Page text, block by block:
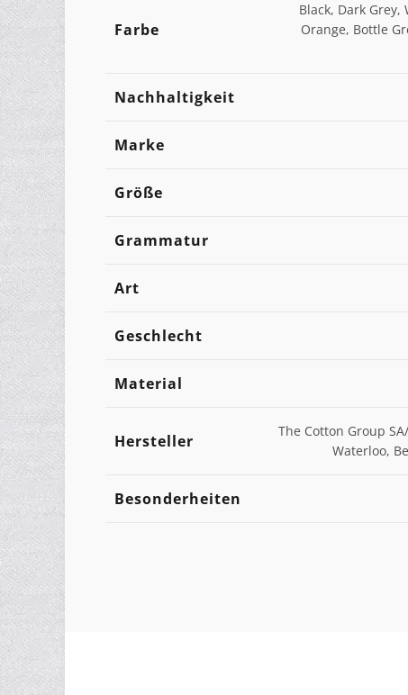
Farbe
Black, Dark Grey,
Orange, Bottle
Nachhaltigkeit
Marke
Größe
Grammatur
Art
Geschlecht
Material
Hersteller
The Cotton Group
Waterloo,
Besonderheiten